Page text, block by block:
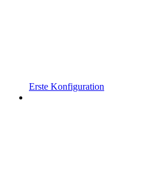
Erste Konfiguration